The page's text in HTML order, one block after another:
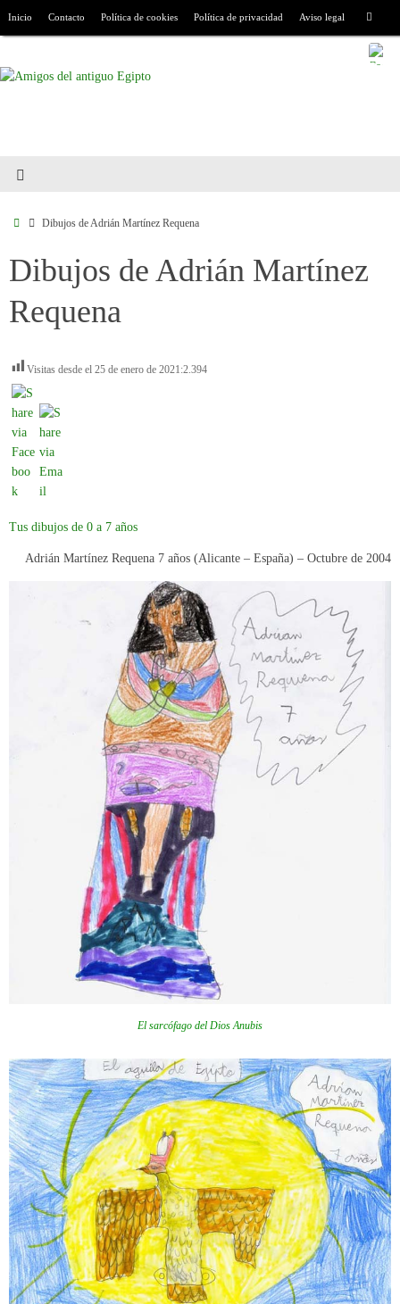
Inicio Contacto Política de cookies Política de privacidad Aviso legal
Dibujos de Adrián Martínez Requena
Dibujos de Adrián Martínez
Requena
Visitas desde el 25 de enero de 2021:2.394
Tus dibujos de 0 a 7 años
Adrián Martínez Requena 7 años (Alicante – España) – Octubre de 2004
El sarcófago del Dios Anubis